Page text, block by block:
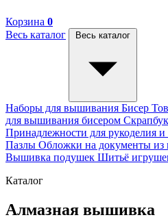
Корзина 0
Весь каталог
Весь каталог
Наборы для вышивания Бисер
для вышивания бисером
Принадлежности для рукоделия
Пазлы Обложки на документы из
Вышивка подушек Шитьё
Каталог
Алмазная вышивка